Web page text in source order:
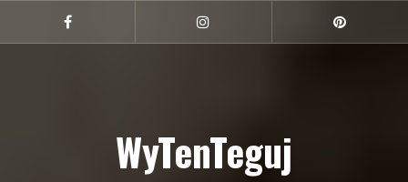
treści
Facebook
WyTenTeguj